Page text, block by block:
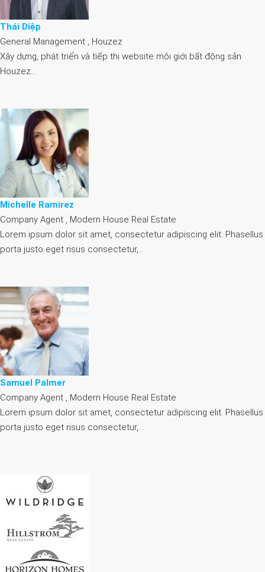
Thái Diệp
General Management , Houzez
Xây dựng, phát triển và tiếp thị website môi giới bất động sản
Houzez…
Michelle Ramirez
Company Agent , Modern House Real Estate
Lorem ipsum dolor sit amet, consectetur adipiscing elit. Phasellus
porta justo eget risus consectetur,…
Samuel Palmer
Company Agent , Modern House Real Estate
Lorem ipsum dolor sit amet, consectetur adipiscing elit. Phasellus
porta justo eget risus consectetur,…